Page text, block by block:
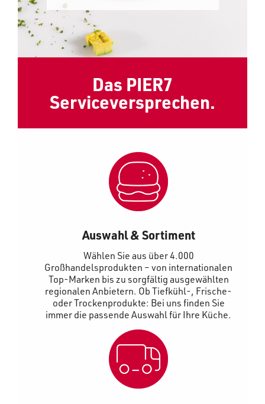
Das PIER7
Serviceversprechen.
Auswahl & Sortiment
Wählen Sie aus über 4.000
Großhandelsprodukten – von internationalen
Top-Marken bis zu sorgfältig ausgewählten
regionalen Anbietern. Ob Tiefkühl-, Frische-
oder Trockenprodukte: Bei uns finden Sie
immer die passende Auswahl für Ihre Küche.